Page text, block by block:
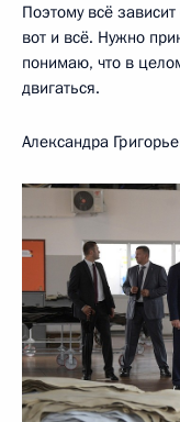
Поэтому всё
вот и всё. Нужно
понимаю, что в
двигаться.
Александра